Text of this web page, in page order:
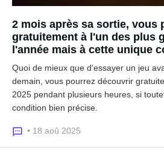
2 mois après sa sortie, vous
gratuitement à l'un des plus
l'année mais à cette unique
Quoi de mieux que d'essayer un jeu
demain, vous pourrez découvrir
2025 pendant plusieurs heures, si
condition bien précise.
• 18 aoû 2025